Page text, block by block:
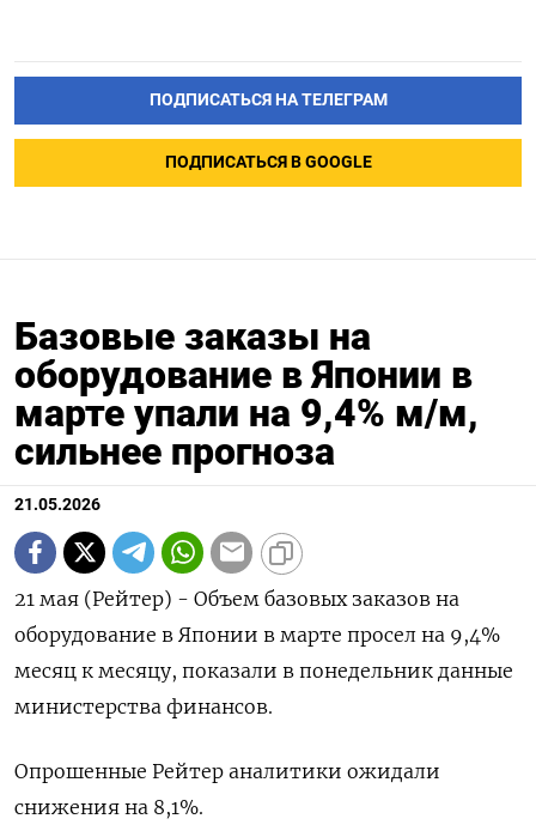
ПОДПИСАТЬСЯ НА ТЕЛЕГРАМ
ПОДПИСАТЬСЯ В GOOGLE
Базовые заказы на
оборудование в Японии в
марте упали на 9,4% м/м,
сильнее прогноза
21.05.2026
21 мая (Рейтер) - Объем базовых заказов ‌на
оборудование в Японии в ​марте просел ​на ​9,4%
⁠месяц ‌к месяцу, ‌показали в понедельник данные
министерства ​финансов.
Опрошенные ‌Рейтер аналитики ​ожидали
снижения ‌на 8,1%.